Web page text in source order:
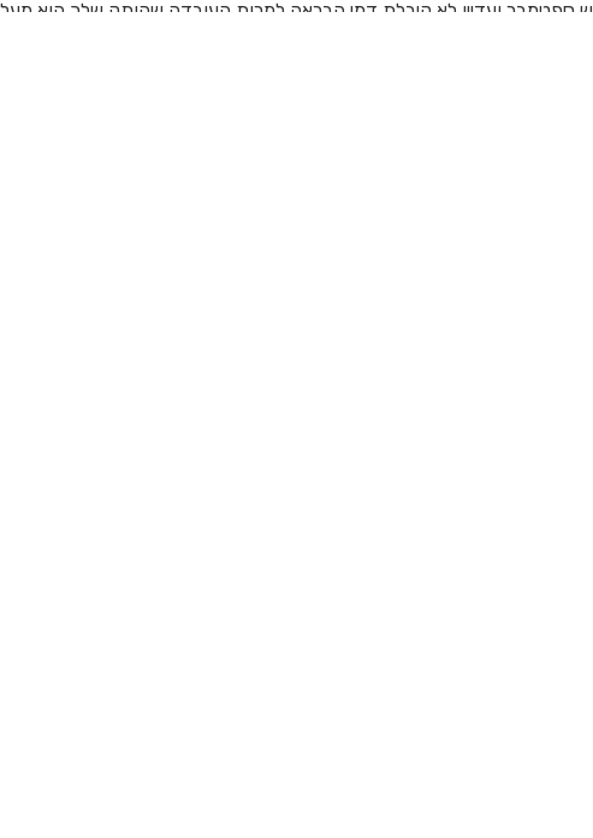
ספטמבר ועדיין לא קיבלת דמי הבראה למרות העובדה שהותק שלך הוא